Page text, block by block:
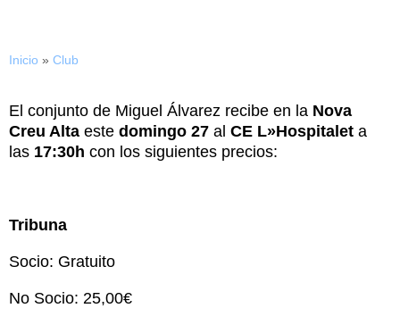
Inicio » Club
El conjunto de Miguel Álvarez recibe en la Nova
Creu Alta este domingo 27 al CE L»Hospitalet a
las 17:30h con los siguientes precios:
Tribuna
Socio: Gratuito
No Socio: 25,00€